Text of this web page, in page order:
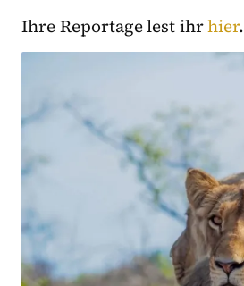
Ihre Reportage lest ihrhier.